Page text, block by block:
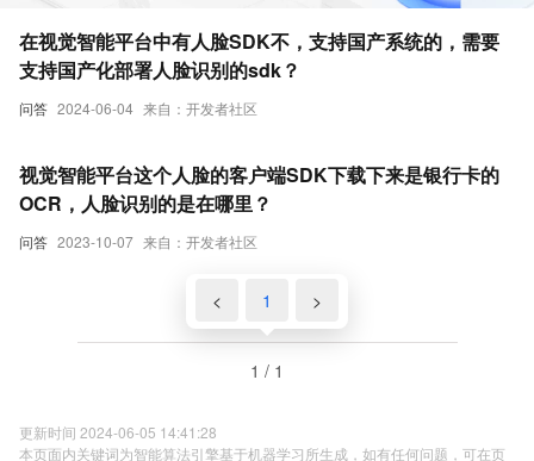
问答 2024-06-04 来自：开发者社区
在视觉智能平台中有人脸SDK不，支持国产系统的，需要
支持国产化部署人脸识别的sdk？
问答 2023-10-07 来自：开发者社区
视觉智能平台这个人脸的客户端SDK下载下来是银行卡的
OCR，人脸识别的是在哪里？
< 1 >
1 / 1
更新时间 2024-06-05 14:41:28
本页面内关键词为智能算法引擎基于机器学习所生成，如有任何问题，可在页